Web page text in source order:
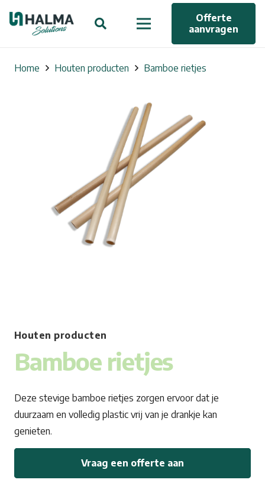
Offerte
aanvragen
Home Houten producten Bamboe rietjes
Houten producten
Bamboe rietjes
Deze stevige bamboe rietjes zorgen ervoor dat je
duurzaam en volledig plastic vrij van je drankje kan
genieten.
Vraag een offerte aan